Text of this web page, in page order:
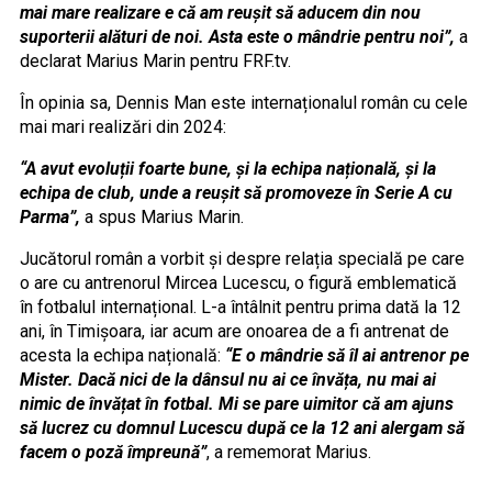
mai mare realizare e că am reușit să aducem din nou
suporterii alături de noi. Asta este o mândrie pentru noi”, a
declarat Marius Marin pentru FRF.tv.
În opinia sa, Dennis Man este internaționalul român cu cele
mai mari realizări din 2024:
“A avut evoluții foarte bune, și la echipa națională, și la
echipa de club, unde a reușit să promoveze în Serie A cu
Parma”, a spus Marius Marin.
Jucătorul român a vorbit și despre relația specială pe care
o are cu antrenorul Mircea Lucescu, o figură emblematică
în fotbalul internațional. L-a întâlnit pentru prima dată la 12
ani, în Timișoara, iar acum are onoarea de a fi antrenat de
acesta la echipa națională: “E o mândrie să îl ai antrenor pe
Mister. Dacă nici de la dânsul nu ai ce învăța, nu mai ai
nimic de învățat în fotbal. Mi se pare uimitor că am ajuns
să lucrez cu domnul Lucescu după ce la 12 ani alergam să
facem o poză împreună”, a rememorat Marius.